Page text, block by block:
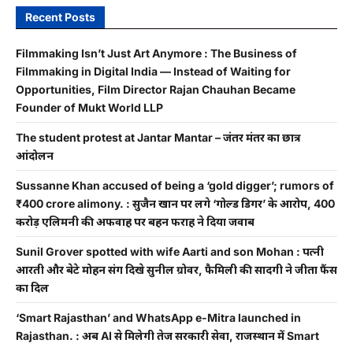
Recent Posts
Filmmaking Isn’t Just Art Anymore : The Business of
Filmmaking in Digital India — Instead of Waiting for
Opportunities, Film Director Rajan Chauhan Became
Founder of Mukt World LLP
The student protest at Jantar Mantar – जंतर मंतर का छात्र
आंदोलन
Sussanne Khan accused of being a ‘gold digger’; rumors of
₹400 crore alimony. : सुजैन खान पर लगे ‘गोल्ड डिगर’ के आरोप, 400
करोड़ एलिमनी की अफवाह पर बहन फराह ने दिया जवाब
Sunil Grover spotted with wife Aarti and son Mohan : पत्नी
आरती और बेटे मोहन संग दिखे सुनील ग्रोवर, फैमिली की सादगी ने जीता फैंस
का दिल
‘Smart Rajasthan’ and WhatsApp e-Mitra launched in
Rajasthan. : अब AI से मिलेगी तेज सरकारी सेवा, राजस्थान में Smart